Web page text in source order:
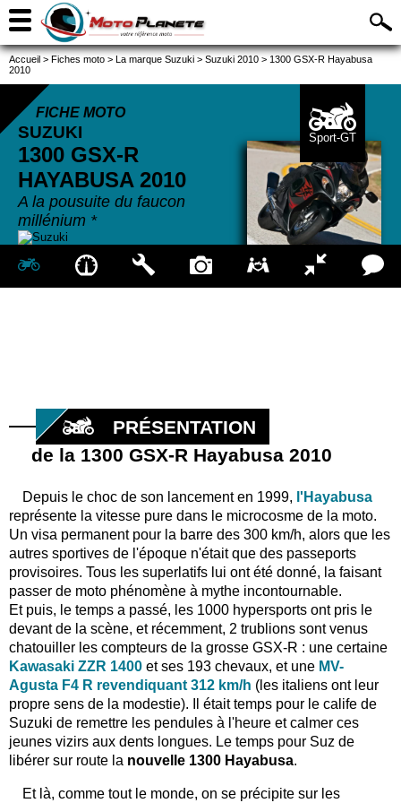
Accueil > Fiches moto > La marque Suzuki > Suzuki 2010 > 1300 GSX-R Hayabusa
2010
FICHE MOTO
SUZUKI
1300 GSX-R
HAYABUSA 2010
A la pousuite du faucon
millénium *
Sport-GT
PRÉSENTATION
de la 1300 GSX-R Hayabusa 2010
Depuis le choc de son lancement en 1999, l'Hayabusa
représente la vitesse pure dans le microcosme de la moto.
Un visa permanent pour la barre des 300 km/h, alors que les
autres sportives de l'époque n'était que des passeports
provisoires. Tous les superlatifs lui ont été donné, la faisant
passer de moto phénomène à mythe incontournable.
Et puis, le temps a passé, les 1000 hypersports ont pris le
devant de la scène, et récemment, 2 trublions sont venus
chatouiller les compteurs de la grosse GSX-R : une certaine
Kawasaki ZZR 1400 et ses 193 chevaux, et une MV-
Agusta F4 R revendiquant 312 km/h (les italiens ont leur
propre sens de la modestie). Il était temps pour le calife de
Suzuki de remettre les pendules à l'heure et calmer ces
jeunes vizirs aux dents longues. Le temps pour Suz de
libérer sur route la nouvelle 1300 Hayabusa.
Et là, comme tout le monde, on se précipite sur les